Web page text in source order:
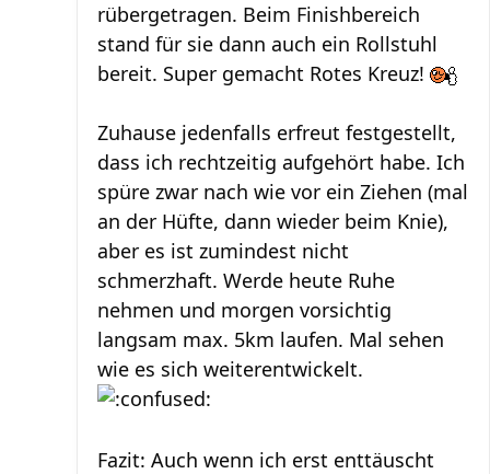
rübergetragen. Beim Finishbereich
stand für sie dann auch ein Rollstuhl
bereit. Super gemacht Rotes Kreuz!
Zuhause jedenfalls erfreut festgestellt,
dass ich rechtzeitig aufgehört habe. Ich
spüre zwar nach wie vor ein Ziehen (mal
an der Hüfte, dann wieder beim Knie),
aber es ist zumindest nicht
schmerzhaft. Werde heute Ruhe
nehmen und morgen vorsichtig
langsam max. 5km laufen. Mal sehen
wie es sich weiterentwickelt.
Fazit: Auch wenn ich erst enttäuscht